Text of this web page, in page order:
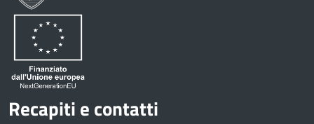
Recapiti e contatti